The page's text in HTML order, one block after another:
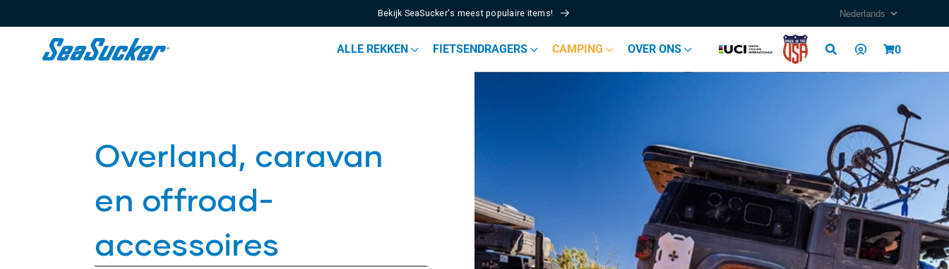
Bekijk SeaSucker's meest populaire items!
ALLE REKKEN FIETSENDRAGERS CAMPING OVER ONS
in
Cart0
Overland, caravan
en offroad-
accessoires